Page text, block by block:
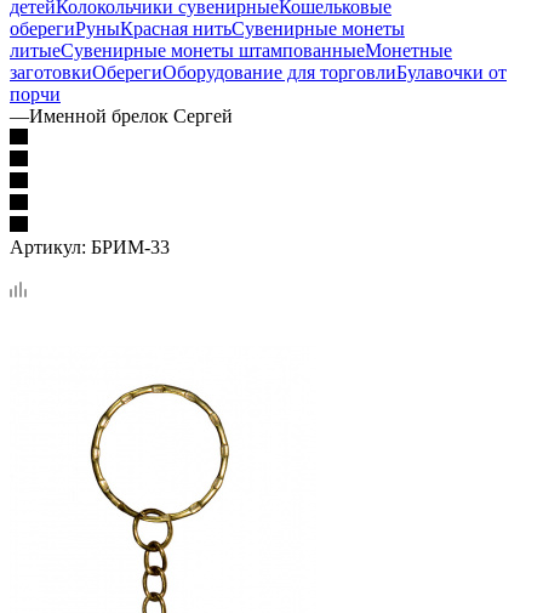
детейКолокольчики сувенирныеКошельковые
оберегиРуныКрасная нитьСувенирные монеты
литыеСувенирные монеты штампованныеМонетные
заготовкиОберегиОборудование для торговлиБулавочки от
порчи
—Именной брелок Сергей
Артикул: БРИМ-33